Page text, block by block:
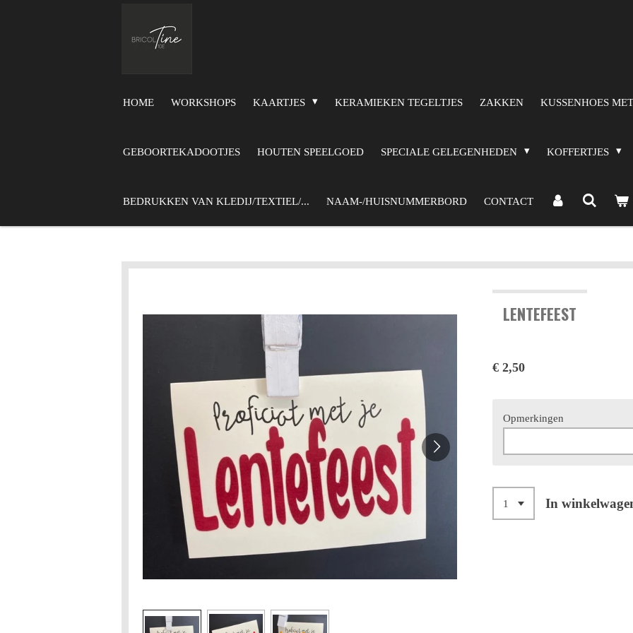
HOME WORKSHOPS KAARTJES KERAMIEKEN TEGELTJES ZAKKEN KUSSENHOES
GEBOORTEKADOOTJES HOUTEN SPEELGOED SPECIALE GELEGENHEDEN KOFFERTJES
BEDRUKKEN VAN KLEDIJ/TEXTIEL/... NAAM-/HUISNUMMERBORD CONTACT
LENTEFEEST
€ 2,50
Opmerkingen
In